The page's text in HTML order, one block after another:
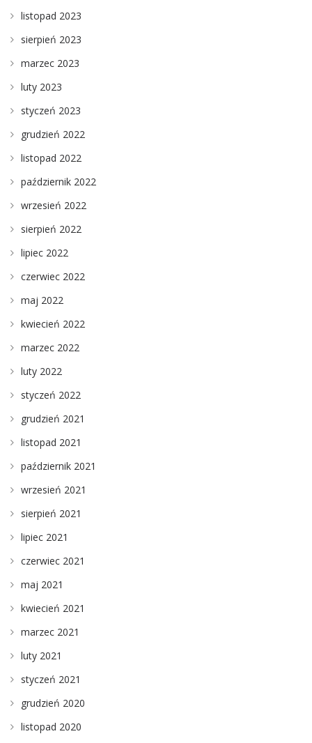
listopad 2023
sierpień 2023
marzec 2023
luty 2023
styczeń 2023
grudzień 2022
listopad 2022
październik 2022
wrzesień 2022
sierpień 2022
lipiec 2022
czerwiec 2022
maj 2022
kwiecień 2022
marzec 2022
luty 2022
styczeń 2022
grudzień 2021
listopad 2021
październik 2021
wrzesień 2021
sierpień 2021
lipiec 2021
czerwiec 2021
maj 2021
kwiecień 2021
marzec 2021
luty 2021
styczeń 2021
grudzień 2020
listopad 2020